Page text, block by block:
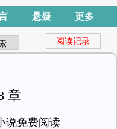
悬疑 更多
阅读记录
章
说免费阅读